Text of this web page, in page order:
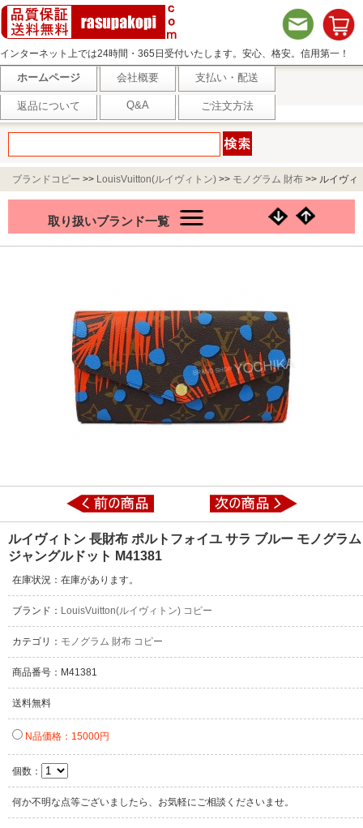
インターネット上では24時間・365日受付いたします。安心、格安。信用第一！
ホームページ 会社概要 支払い・配送
返品について Q&A ご注文方法
ブランドコピー >> LouisVuitton(ルイヴィトン) >> モノグラム 財布 >> ルイヴィ
トン 長財布 ポルトフォイユ サラ ブルー モノグラムジャングルドット M41381
取り扱いブランド一覧
ルイヴィトン 長財布 ポルトフォイユ サラ ブルー モノグラム
ジャングルドット M41381
在庫状況：在庫があります。
ブランド： LouisVuitton(ルイヴィトン) コピー
カテゴリ： モノグラム 財布 コピー
商品番号：M41381
送料無料
N品価格：15000円
個数：
何か不明な点等ございましたら、お気軽にご相談くださいませ。